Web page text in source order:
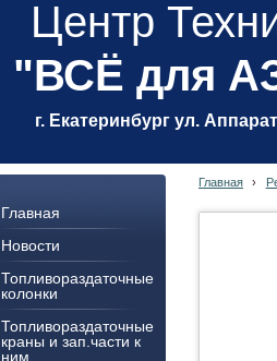
Центр
г. Екатеринбург ул.
"ВСЁ для
Главная
Новости
Топливораздаточные
колонки
Топливораздаточные
краны и зап.части к
ним
Главная ›